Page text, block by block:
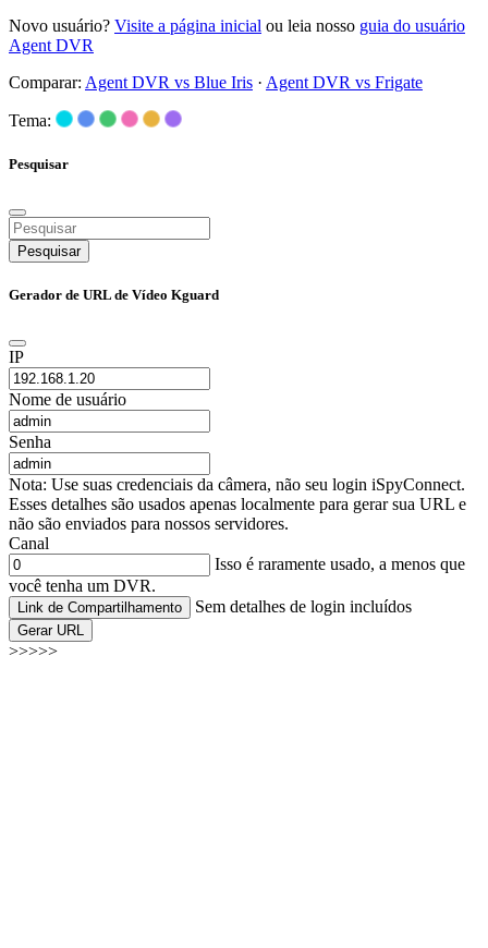
Novo usuário? Visite a página inicial ou leia nosso guia do usuário
Agent DVR
Comparar: Agent DVR vs Blue Iris · Agent DVR vs Frigate
Tema:
Pesquisar
Pesquisar
Gerador de URL de Vídeo Kguard
IP
Nome de usuário
Senha
Nota: Use suas credenciais da câmera, não seu login iSpyConnect.
Esses detalhes são usados apenas localmente para gerar sua URL e
não são enviados para nossos servidores.
Canal
Isso é raramente usado, a menos que
você tenha um DVR.
Link de Compartilhamento Sem detalhes de login incluídos
Gerar URL
>>>>>